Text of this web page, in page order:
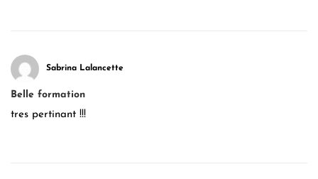
Sabrina Lalancette
Belle formation
tres pertinant !!!